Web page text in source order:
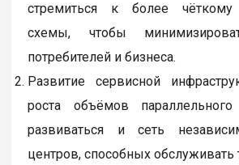
стремиться к более чёткому
схемы, чтобы
потребителей и бизнеса.
Развитие сервисной
роста объёмов
развиваться и сеть
центров, способных обслуживать